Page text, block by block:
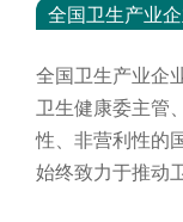
全国卫生产业
全国卫生产业企
卫生健康委主管
性、非营利性的
始终致力于推动